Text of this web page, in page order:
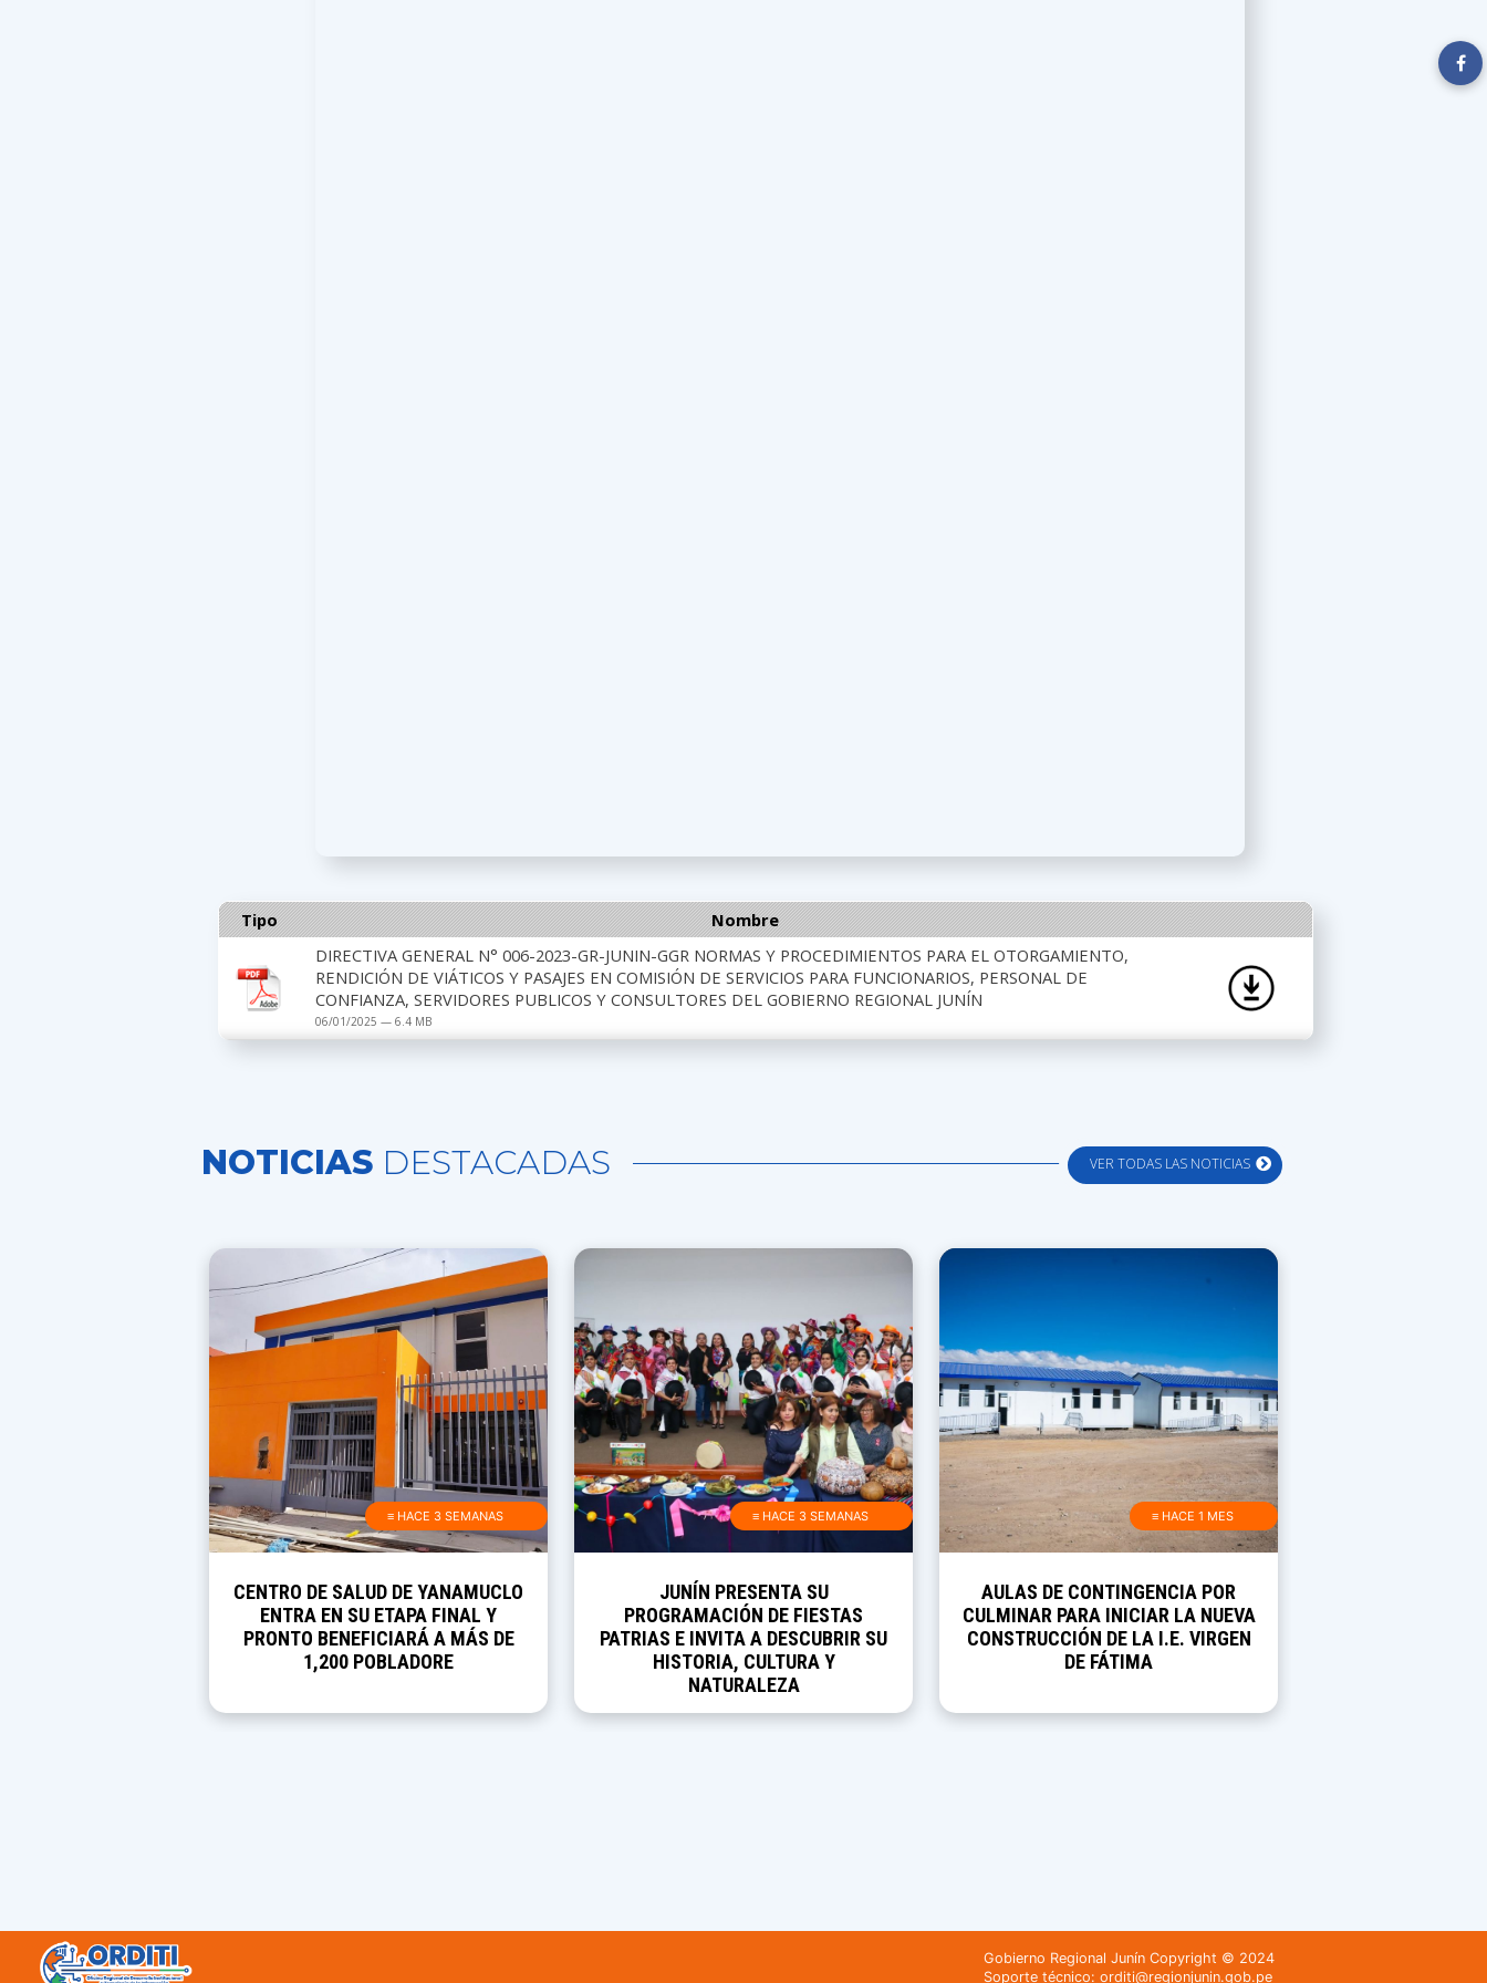
Tipo
Nombre
DIRECTIVA GENERAL N° 006-2023-GR-JUNIN-GGR NORMAS Y PROCEDIMIENTOS PARA EL OTORGAMIENTO,
RENDICIÓN DE VIÁTICOS Y PASAJES EN COMISIÓN DE SERVICIOS PARA FUNCIONARIOS, PERSONAL DE
CONFIANZA, SERVIDORES PUBLICOS Y CONSULTORES DEL GOBIERNO REGIONAL JUNÍN
06/01/2025 — 6.4 MB
VER TODAS LAS NOTICIAS
NOTICIAS DESTACADAS
≡ HACE 3 SEMANAS
CENTRO DE SALUD DE YANAMUCLO
ENTRA EN SU ETAPA FINAL Y
PRONTO BENEFICIARÁ A MÁS DE
1,200 POBLADORE
≡ HACE 3 SEMANAS
JUNÍN PRESENTA SU
PROGRAMACIÓN DE FIESTAS
PATRIAS E INVITA A DESCUBRIR SU
HISTORIA, CULTURA Y
NATURALEZA
≡ HACE 1 MES
AULAS DE CONTINGENCIA POR
CULMINAR PARA INICIAR LA NUEVA
CONSTRUCCIÓN DE LA I.E. VIRGEN
DE FÁTIMA
Gobierno Regional Junín Copyright © 2024
Soporte técnico: orditi@regionjunin.gob.pe